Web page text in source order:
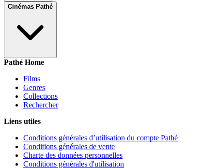
Cinémas Pathé
Pathé Home
Films
Genres
Collections
Rechercher
Liens utiles
Conditions générales d’utilisation du compte Pathé
Conditions générales de vente
Charte des données personnelles
Conditions générales d'utilisation